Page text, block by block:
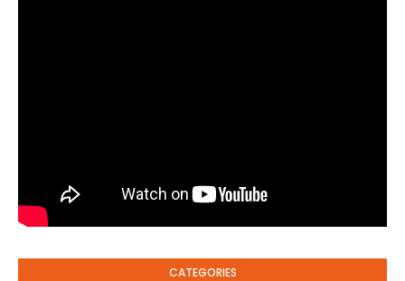
CATEGORIES